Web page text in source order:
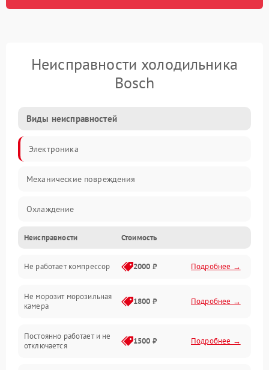
Неисправности холодильника
Bosch
Виды неисправностей
Электроника
Механические повреждения
Охлаждение
Механика
Электропитание
Дренаж
Неисправности Стоимость
Не работает компрессор 2000 ₽ Подробнее →
Не морозит морозильная
камера
1800 ₽ Подробнее →
Постоянно работает и не
отключается
1500 ₽ Подробнее →